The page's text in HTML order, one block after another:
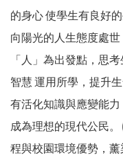
的身心 使學生有良好
向陽光的人生態度處
「人」為出發點，思
智慧 運用所學，提升
有活化知識與應變能力
成為理想的現代公民
程與校園環境優勢，